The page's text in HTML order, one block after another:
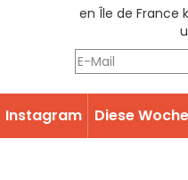
en Île de France
Instagram Diese Woche